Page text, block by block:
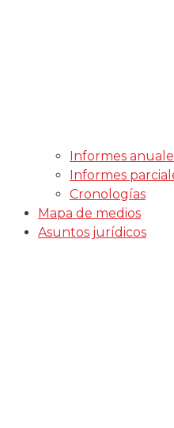
Informes
Informes
Cronologías
Mapa de medios
Asuntos jurídicos